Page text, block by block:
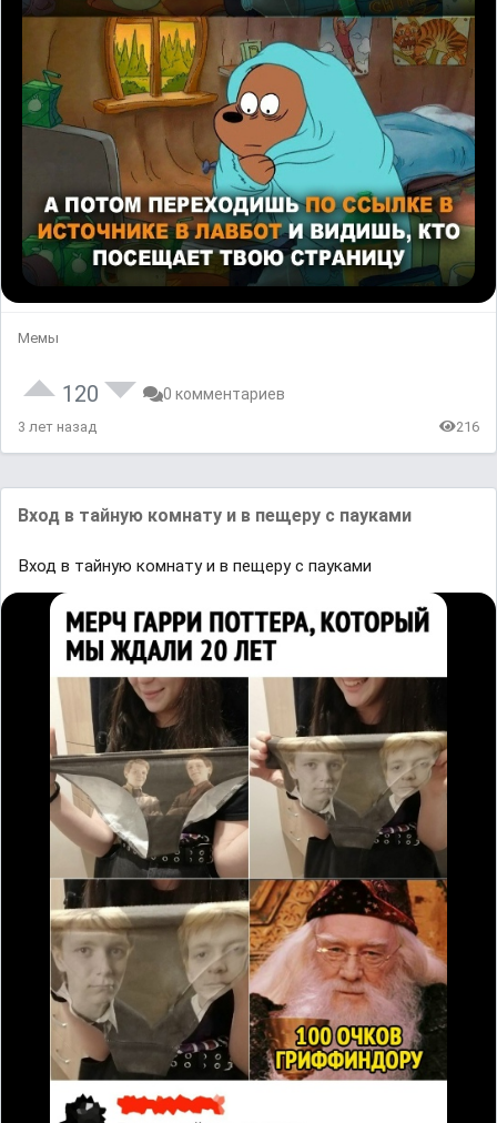
Мемы
120 0 комментариев
3 лет назад 216
Вход в тайную комнату и в пещеру с пауками
Вход в тайную комнату и в пещеру с пауками